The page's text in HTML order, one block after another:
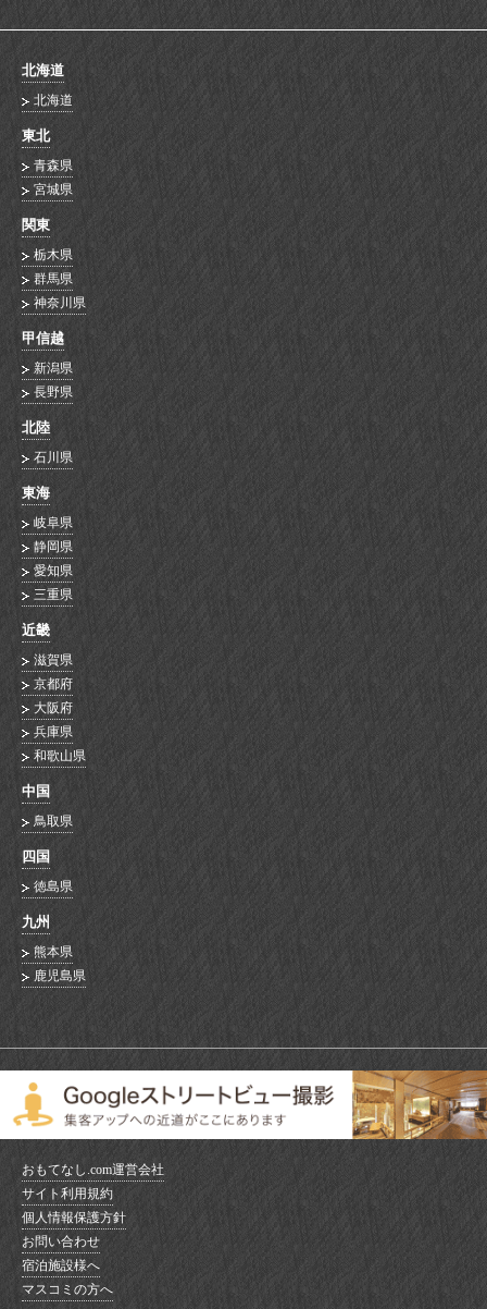
北海道
北海道
東北
青森県
宮城県
関東
栃木県
群馬県
神奈川県
甲信越
新潟県
長野県
北陸
石川県
東海
岐阜県
静岡県
愛知県
三重県
近畿
滋賀県
京都府
大阪府
兵庫県
和歌山県
中国
鳥取県
四国
徳島県
九州
熊本県
鹿児島県
おもてなし.com運営会社
サイト利用規約
個人情報保護方針
お問い合わせ
宿泊施設様へ
マスコミの方へ